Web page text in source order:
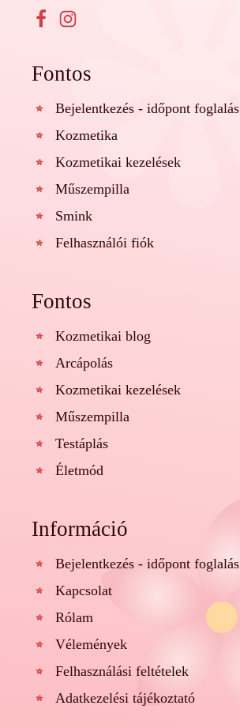
Fontos
Bejelentkezés - időpont foglalás
Kozmetika
Kozmetikai kezelések
Műszempilla
Smink
Felhasználói fiók
Fontos
Kozmetikai blog
Arcápolás
Kozmetikai kezelések
Műszempilla
Testáplás
Életmód
Információ
Bejelentkezés - időpont foglalás
Kapcsolat
Rólam
Vélemények
Felhasználási feltételek
Adatkezelési tájékoztató